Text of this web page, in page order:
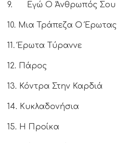
9. Εγώ Ο Άνθρωπός Σου
10. Μια Τράπεζα Ο Έρωτας
11. Έρωτα Τύραννε
12. Πάρος
13. Κόντρα Στην Καρδιά
14. Κυκλαδονήσια
15. Η Προίκα